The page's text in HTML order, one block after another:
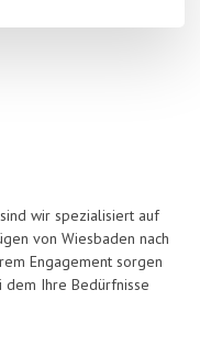
wir spezialisiert auf
von Wiesbaden nach
Engagement sorgen
dem Ihre Bedürfnisse